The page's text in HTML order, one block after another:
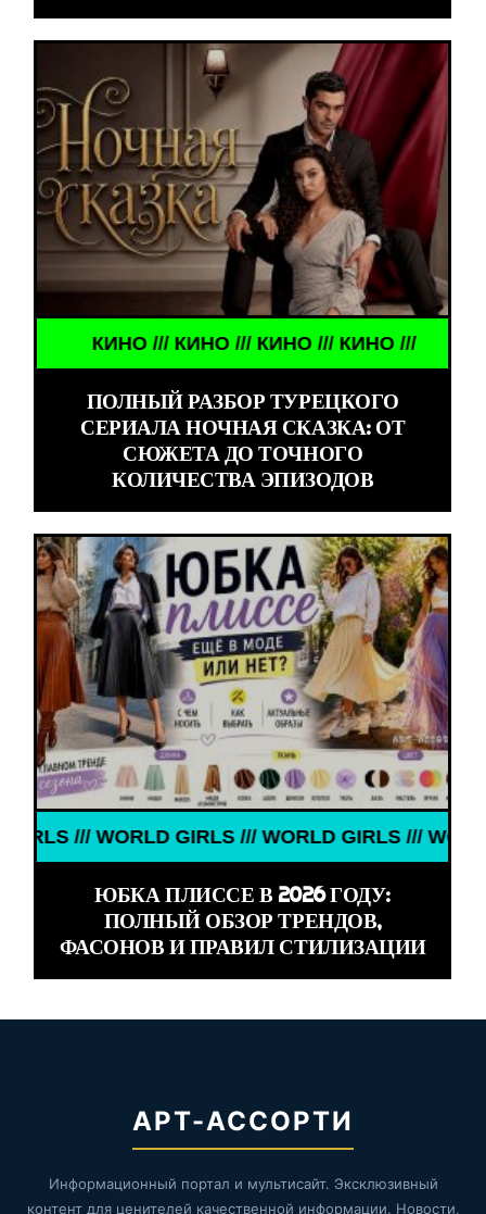
КИНО /// КИНО /// КИНО /// КИНО ///
ПОЛНЫЙ РАЗБОР ТУРЕЦКОГО
СЕРИАЛА НОЧНАЯ СКАЗКА: ОТ
СЮЖЕТА ДО ТОЧНОГО
КОЛИЧЕСТВА ЭПИЗОДОВ
WORLD GIRLS /// WORLD GIRLS /// WORLD
ЮБКА ПЛИССЕ В 2026 ГОДУ:
ПОЛНЫЙ ОБЗОР ТРЕНДОВ,
ФАСОНОВ И ПРАВИЛ СТИЛИЗАЦИИ
АРТ-АССОРТИ
Информационный портал и мультисайт. Эксклюзивный
контент для ценителей качественной информации. Новости,